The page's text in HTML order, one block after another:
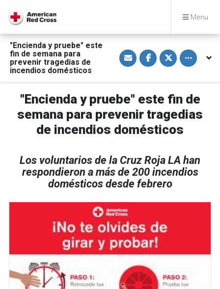
Menu
"Encienda y pruebe" este
fin de semana para
prevenir tragedias de
incendios domésticos
S
h
a
a
E
m
a
i
l
S
h
a
F
a
c
e
b
o
S
h
a
n
T
w
i
t
t
e
Toggle
"Encienda y pruebe" este fin de
semana para prevenir tragedias
de incendios domésticos
Los voluntarios de la Cruz Roja LA han
respondieron a más de 200 incendios
domésticos desde febrero